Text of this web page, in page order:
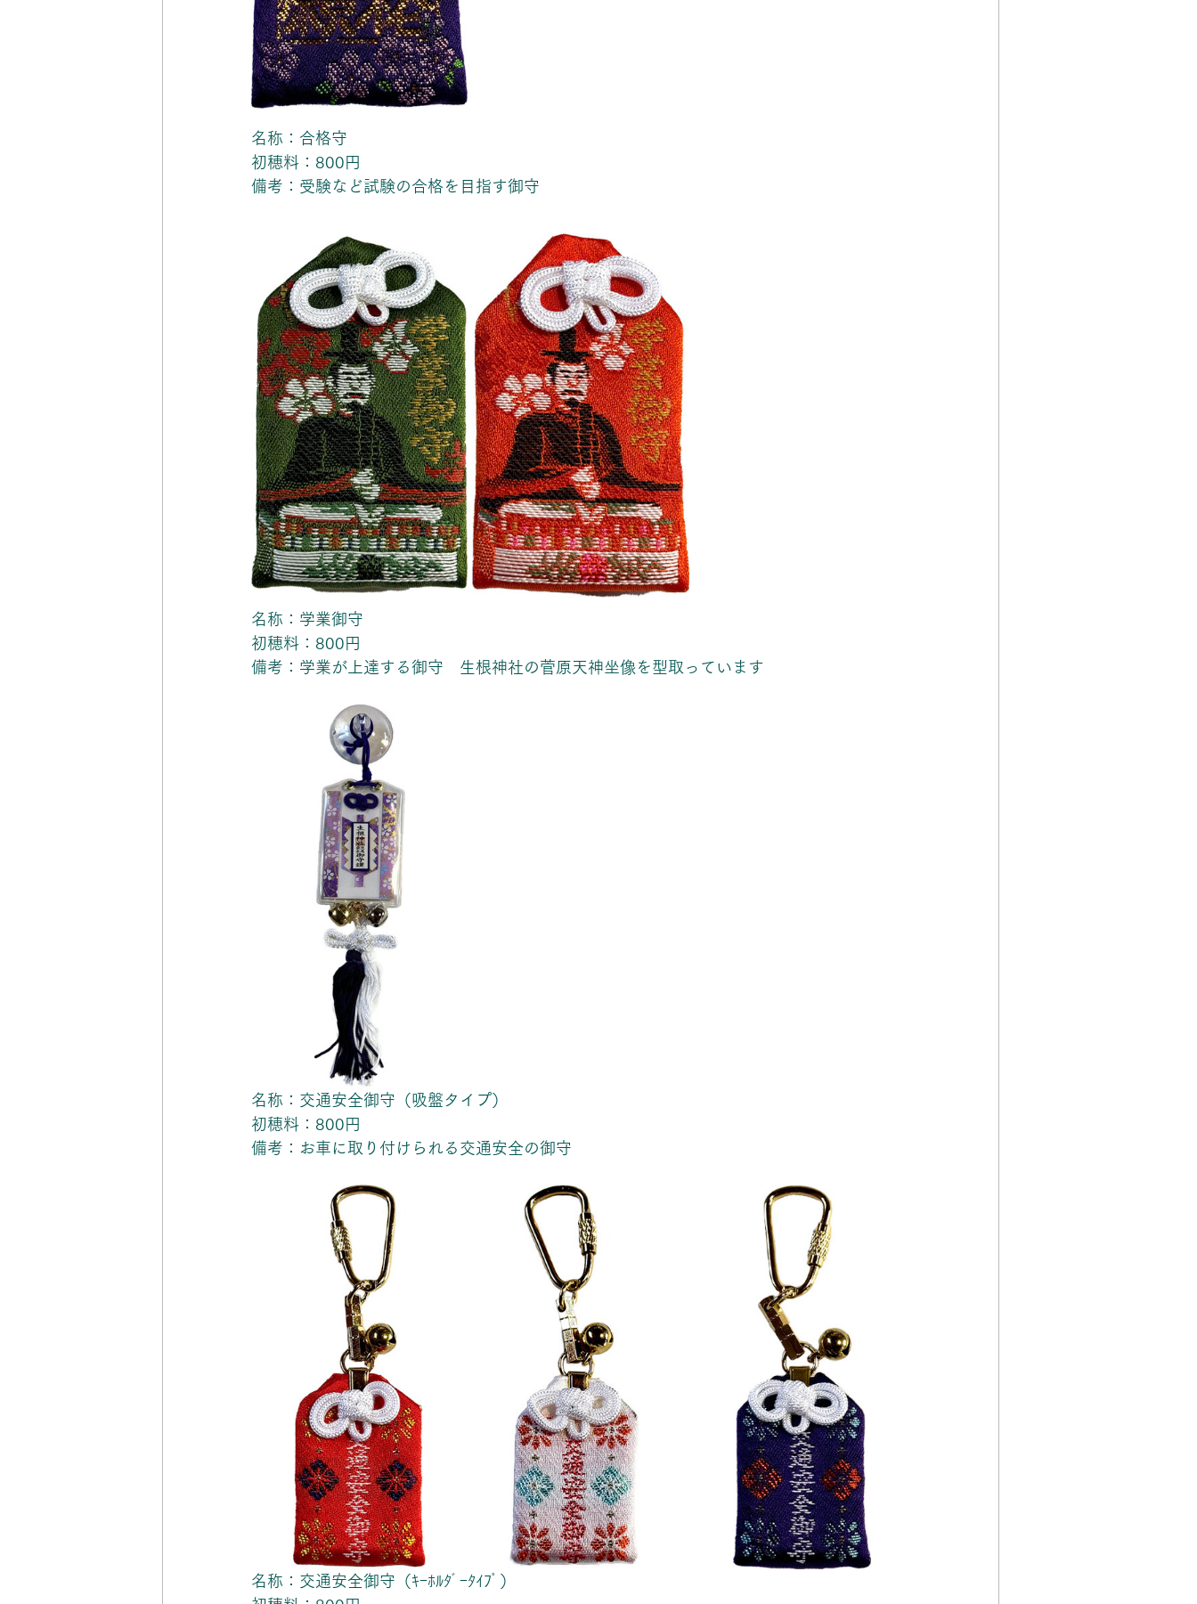
名称：合格守
初穂料：800円
備考：受験など試験の合格を目指す御守
名称：学業御守
初穂料：800円
備考：学業が上達する御守　生根神社の菅原天神坐像を型取っています
名称：交通安全御守（吸盤タイプ）
初穂料：800円
備考：お車に取り付けられる交通安全の御守
名称：交通安全御守（ｷｰﾎﾙﾀﾞｰﾀｲﾌﾟ）